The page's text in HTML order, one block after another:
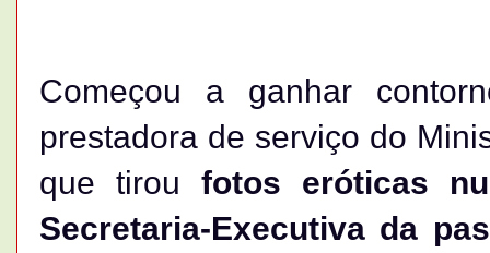
Começou a ganhar
prestadora de serviço do
que tirou fotos eróticas
Secretaria-Executiva da